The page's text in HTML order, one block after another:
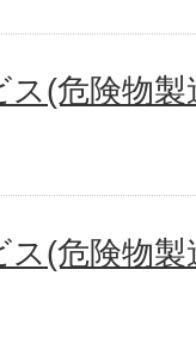
(危険物
(危険物